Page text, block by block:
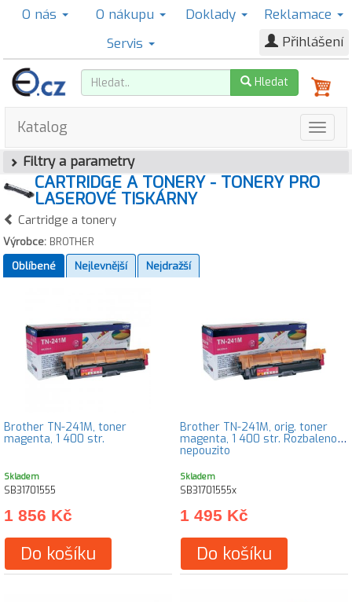
O nás O nákupu Doklady
Reklamace
Servis
Přihlášení
Hledat
Katalog
Filtry a parametry
CARTRIDGE A TONERY - TONERY PRO
LASEROVÉ TISKÁRNY
Cartridge a tonery
Výrobce: BROTHER
Oblíbené
Nejlevnější Nejdražší
Brother TN-241M, toner
magenta, 1 400 str.
Skladem
SB31701555
1 856 Kč
Do košíku
Brother TN-241M, orig. toner
magenta, 1 400 str. Rozbaleno,
nepouzito
Skladem
SB31701555x
1 495 Kč
Do košíku